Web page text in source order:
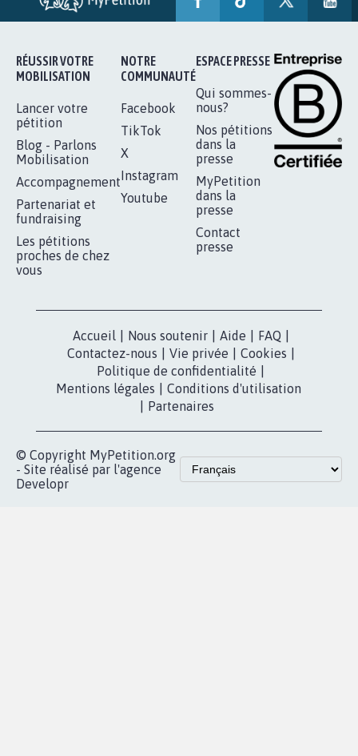
RÉUSSIR VOTRE
MOBILISATION
Lancer votre
pétition
Blog - Parlons
Mobilisation
Accompagnement
Partenariat et
fundraising
Les pétitions
proches de chez
vous
NOTRE
COMMUNAUTÉ
Facebook
TikTok
X
Instagram
Youtube
ESPACE PRESSE
Qui sommes-
nous?
Nos pétitions
dans la
presse
MyPetition
dans la
presse
Contact
presse
Accueil Nous soutenir Aide FAQ
Contactez-nous
Vie privée Cookies
Politique de confidentialité
Mentions légales
Conditions d'utilisation
Partenaires
© Copyright MyPetition.org
- Site réalisé par l'agence
Developr